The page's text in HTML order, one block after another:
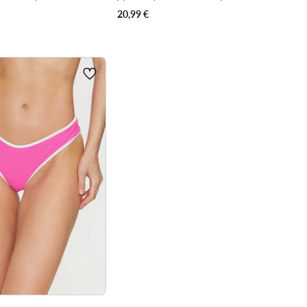
20,99€